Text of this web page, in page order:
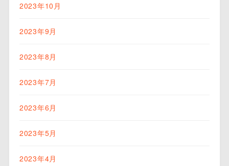
2023年10月
2023年9月
2023年8月
2023年7月
2023年6月
2023年5月
2023年4月